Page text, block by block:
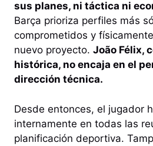
sus planes, ni táctica ni
Barça prioriza perfiles más
comprometidos y
nuevo proyecto. João Félix,
histórica, no encaja en el
dirección técnica.
Desde entonces, el jugador
internamente en todas las
planificación deportiva.